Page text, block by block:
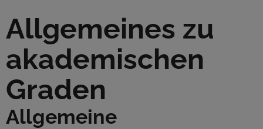
Allgemeines zu
akademischen
Graden
Allgemeine